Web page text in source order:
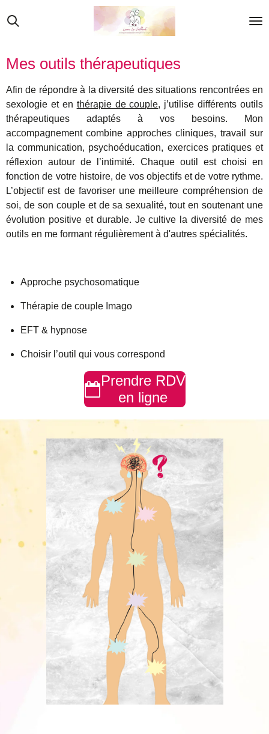
au
Mes outils thérapeutiques
Afin de répondre à la diversité des situations rencontrées en
sexologie et en thérapie de couple, j’utilise différents outils
thérapeutiques adaptés à vos besoins. Mon
accompagnement combine approches cliniques, travail sur
la communication, psychoéducation, exercices pratiques et
réflexion autour de l’intimité. Chaque outil est choisi en
fonction de votre histoire, de vos objectifs et de votre rythme.
L’objectif est de favoriser une meilleure compréhension de
soi, de son couple et de sa sexualité, tout en soutenant une
évolution positive et durable. Je cultive la diversité de mes
outils en me formant régulièrement à d'autres spécialités.
Approche psychosomatique
Thérapie de couple Imago
EFT & hypnose
Choisir l’outil qui vous correspond
Prendre RDV
en ligne